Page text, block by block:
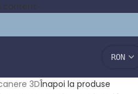
content
3DÎnapoi la produse